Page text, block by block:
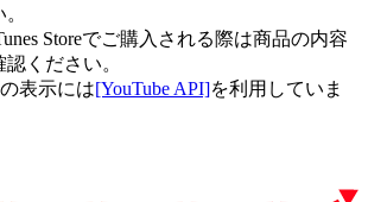
Storeでご購入される際は商品の内容
ください。
表示には[YouTube API]を利用していま